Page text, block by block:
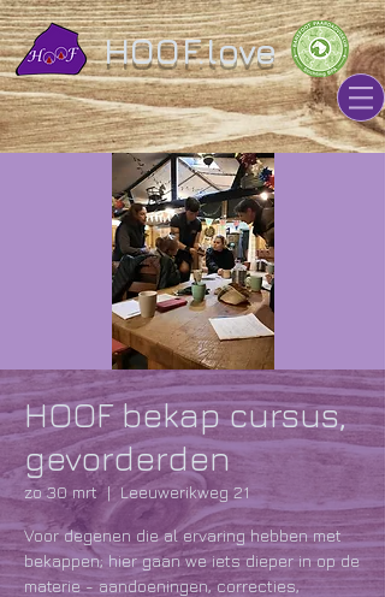
HOOF.love
HOOF bekap cursus,
gevorderden
zo 30 mrt
  |
Leeuwerikweg 21
Voor degenen die al ervaring hebben met
bekappen; hier gaan we iets dieper in op de
materie - aandoeningen, correcties,